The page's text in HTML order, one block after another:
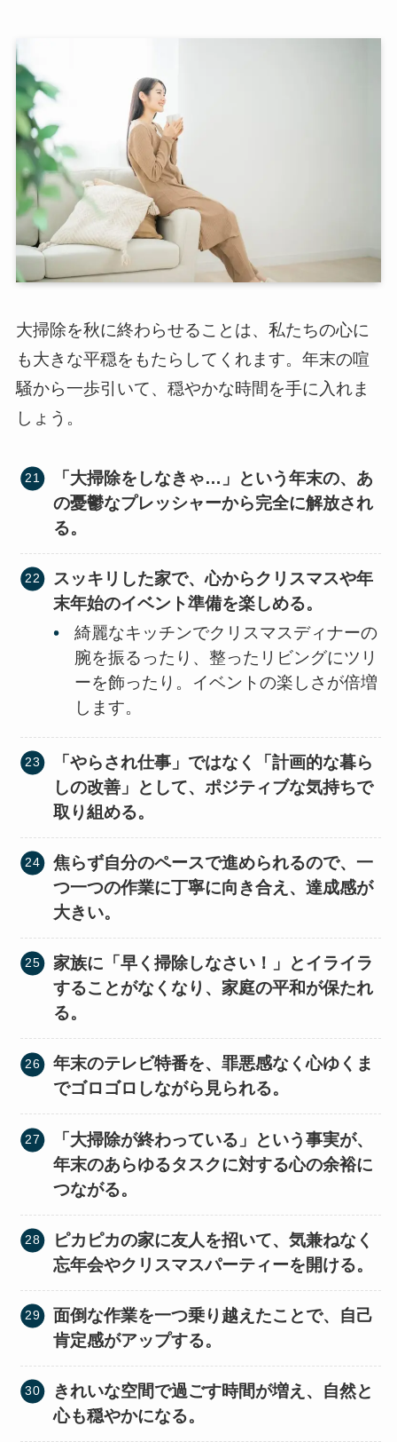
大掃除を秋に終わらせることは、私たちの心に
も大きな平穏をもたらしてくれます。年末の喧
騒から一歩引いて、穏やかな時間を手に入れま
しょう。
「大掃除をしなきゃ…」という年末の、あ
の憂鬱なプレッシャーから完全に解放され
る。
スッキリした家で、心からクリスマスや年
末年始のイベント準備を楽しめる。
綺麗なキッチンでクリスマスディナーの
腕を振るったり、整ったリビングにツリ
ーを飾ったり。イベントの楽しさが倍増
します。
「やらされ仕事」ではなく「計画的な暮ら
しの改善」として、ポジティブな気持ちで
取り組める。
焦らず自分のペースで進められるので、一
つ一つの作業に丁寧に向き合え、達成感が
大きい。
家族に「早く掃除しなさい！」とイライラ
することがなくなり、家庭の平和が保たれ
る。
年末のテレビ特番を、罪悪感なく心ゆくま
でゴロゴロしながら見られる。
「大掃除が終わっている」という事実が、
年末のあらゆるタスクに対する心の余裕に
つながる。
ピカピカの家に友人を招いて、気兼ねなく
忘年会やクリスマスパーティーを開ける。
面倒な作業を一つ乗り越えたことで、自己
肯定感がアップする。
きれいな空間で過ごす時間が増え、自然と
心も穏やかになる。